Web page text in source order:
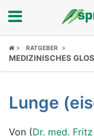
Fokus
Symptome
RATGEBER
MEDIZINISCHES
Lunge
Von (Dr. med.